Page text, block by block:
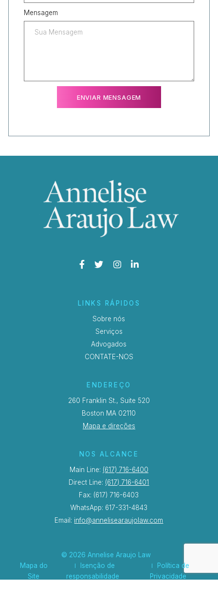
Mensagem
LINKS RÁPIDOS
Sobre nós
Serviços
Advogados
CONTATE-NOS
ENDEREÇO
260 Franklin St., Suite 520
Boston MA 02110
Mapa e direções
NOS ALCANCE
Main Line: (617) 716-6400
Direct Line: (617) 716-6401
Fax: (617) 716-6403
WhatsApp: 617-331-4843
Email: info@annelisearaujolaw.com
© 2026 Annelise Araujo Law
Mapa do
Site
Isenção de
responsabilidade
Política de
Privacidade